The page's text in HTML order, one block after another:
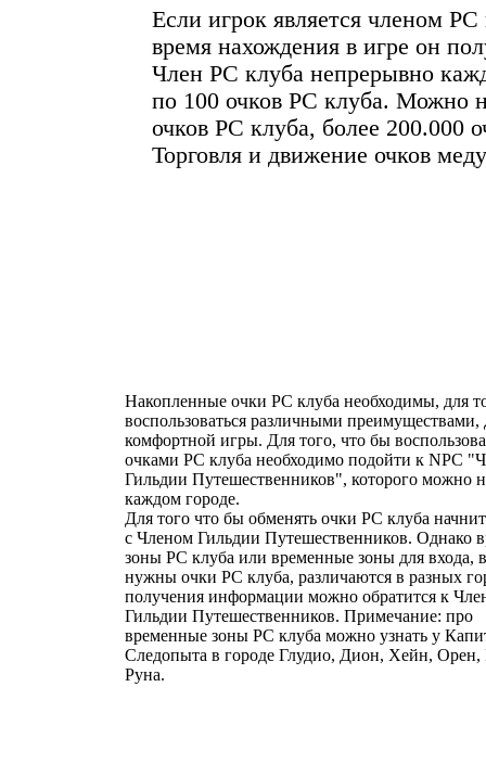
Если игрок является членом
время нахождения в игре он
Член РС клуба непрерывно
по 100 очков РС клуба. Можно
очков РС клуба, более 200.000
Торговля и движение очков
Накопленные очки РС клуба необходимы, для
воспользоваться различными преимуществами,
комфортной игры. Для того, что бы
очками РС клуба необходимо подойти к NPC
Гильдии Путешественников", которого можно
каждом городе.
Для того что бы обменять очки РС клуба
с Членом Гильдии Путешественников. Однако
зоны РС клуба или временные зоны для входа,
нужны очки РС клуба, различаются в разных
получения информации можно обратится к
Гильдии Путешественников. Примечание: про
временные зоны РС клуба можно узнать у
Следопыта в городе Глудио, Дион, Хейн, Орен,
Руна.